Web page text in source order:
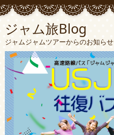
ジャム旅Blog
ジャムジャムツアーからのお知らせ